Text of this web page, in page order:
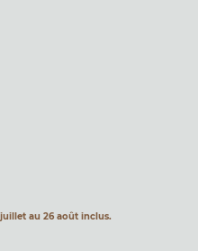
au 26 août inclus.